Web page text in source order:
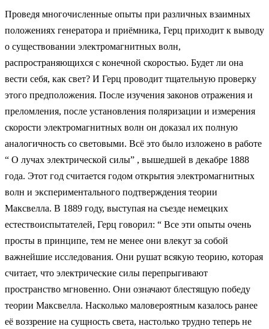
Проведя многочисленные опыты при различных взаимных
положениях генератора и приёмника, Герц приходит к выводу
о существовании электромагнитных волн,
распространяющихся с конечной скоростью. Будет ли она
вести себя, как свет? И Герц проводит тщательную проверку
этого предположения. После изучения законов отражения и
преломления, после установления поляризации и измерения
скорости электромагнитных волн он доказал их полную
аналогичность со световыми. Всё это было изложено в работе
“ О лучах электрической силы” , вышедшей в декабре 1888
года. Этот год считается годом открытия электромагнитных
волн и экспериментального подтверждения теории
Максвелла. В 1889 году, выступая на съезде немецких
естествоиспытателей, Герц говорил: “ Все эти опыты очень
просты в принципе, тем не менее они влекут за собой
важнейшие исследования. Они рушат всякую теорию, которая
считает, что электрические силы перепрыгивают
пространство мгновенно. Они означают блестящую победу
теории Максвелла. Насколько маловероятным казалось ранее
её воззрение на сущность света, настолько трудно теперь не